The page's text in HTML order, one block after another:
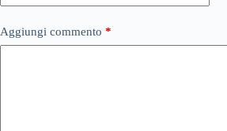
Aggiungi commento *